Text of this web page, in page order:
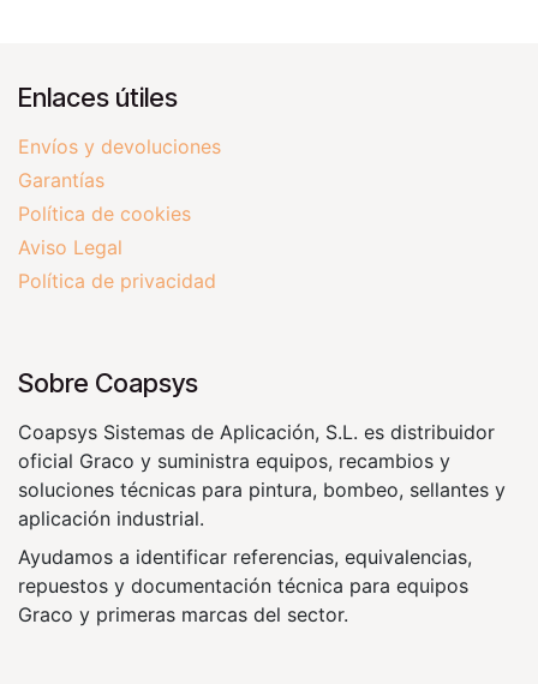
Enlaces útiles
Envíos y devoluciones
Garantías
Política de cookies
Aviso Legal
Política de privacidad
Sobre Coapsys
Coapsys Sistemas de Aplicación, S.L. es distribuidor
oficial Graco y suministra equipos, recambios y
soluciones técnicas para pintura, bombeo, sellantes y
aplicación industrial.
Ayudamos a identificar referencias, equivalencias,
repuestos y documentación técnica para equipos
Graco y primeras marcas del sector.